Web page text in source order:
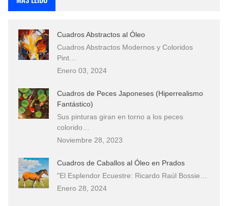
Cuadros Abstractos al Óleo
Cuadros Abstractos Modernos y Coloridos
Pint…
Enero 03, 2024
Cuadros de Peces Japoneses (Hiperrealismo
Fantástico)
Sus pinturas giran en torno a los peces
colorido…
Noviembre 28, 2023
Cuadros de Caballos al Óleo en Prados
"El Esplendor Ecuestre: Ricardo Raúl Bossie…
Enero 28, 2024